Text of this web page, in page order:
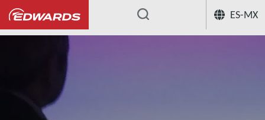
ES-MX
...